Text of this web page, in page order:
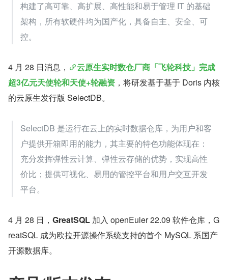
构建了高可靠、高扩展、高性能和易于管理 IT 的基础
架构，所有软硬件均为国产化，具备自主、安全、可
控。
4 月 28 日消息，
云原生实时数仓厂商「飞轮科技」完成
超3亿元天使轮和天使+轮融资 ，将研发基于基于 Doris 内核
的云原生发行版 SelectDB。
SelectDB 是运行在云上的实时数据仓库，为用户和客
户提供开箱即用的能力，其主要的特色功能体现在：
充分发挥弹性云计算、弹性云存储的优势，实现高性
价比；提供可视化、易用的管控平台和用户交互开发
平台。
4 月 28 日， GreatSQL 加入 openEuler 22.09 软件仓库，G
reatSQL 成为欧拉开源操作系统支持的首个 MySQL 系国产
开源数据库。